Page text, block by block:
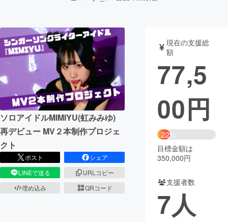
テクノロジー・ガジェット
映像・映画 書籍・雑誌
ビジネス・起業 チャレンジ
まちづくり・地域活性化
CAMPFIRE for Social Good CAMPFIRE Creation
CAMPFIREふるさと納税
コミュニティ
ソロアイドルMIMIYU(虹みみゆ)
再デビュー MV２本制作プロジェ
クト
ポスト
シェア
LINEで送る
URLコピー
埋め込み
QRコード
現在の支援総
額
77,5
00円
22%
目標金額は
350,000円
支援者数
7人